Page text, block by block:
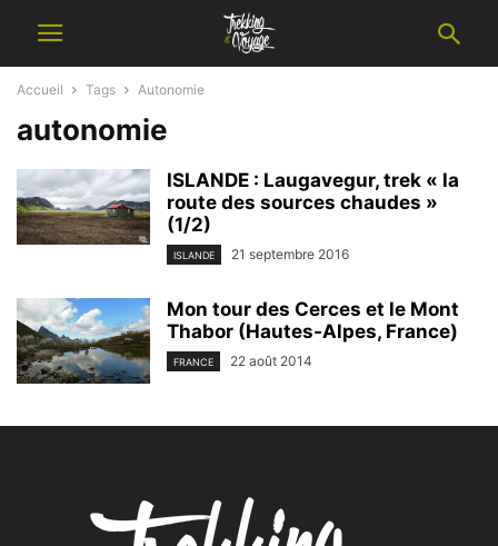
Accueil Tags Autonomie
autonomie
ISLANDE : Laugavegur, trek « la
route des sources chaudes »
(1/2)
ISLANDE 21 septembre 2016
Mon tour des Cerces et le Mont
Thabor (Hautes-Alpes, France)
FRANCE 22 août 2014